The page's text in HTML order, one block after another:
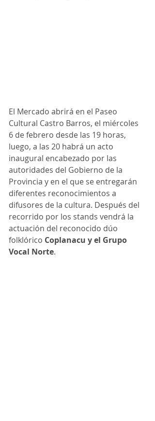
El Mercado abrirá en el Paseo
Cultural Castro Barros, el miércoles
6 de febrero desde las 19 horas,
luego, a las 20 habrá un acto
inaugural encabezado por las
autoridades del Gobierno de la
Provincia y en el que se entregarán
diferentes reconocimientos a
difusores de la cultura. Después del
recorrido por los stands vendrá la
actuación del reconocido dúo
folklórico Coplanacu y el Grupo
Vocal Norte.